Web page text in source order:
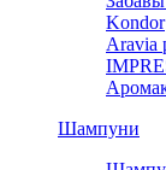
Kondor
Aravia
Шампуни